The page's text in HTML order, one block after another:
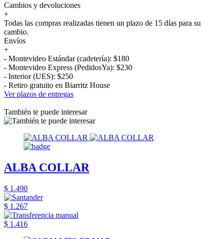
Cambios y devoluciones
+
Todas las compras realizadas tienen un plazo de 15 días para su
cambio.
Envíos
+
- Montevideo Estándar (cadetería): $180
- Montevideo Express (PedidosYa): $230
- Interior (UES): $250
- Retiro gratuito en Biarritz House
Ver plazos de entregas
También te puede interesar
ALBA COLLAR
$ 1.490
$ 1.267
$ 1.416